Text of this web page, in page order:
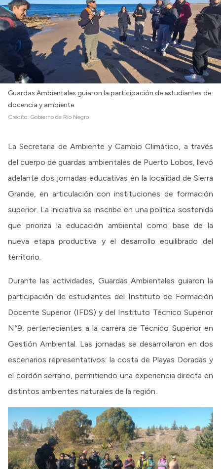
Guardas Ambientales guiaron la participación de estudiantes de
docencia y ambiente
Crédito: Gobierno de Río Negro
La Secretaria de Ambiente y Cambio Climático, a través
del cuerpo de guardas ambientales de Puerto Lobos, llevó
adelante dos jornadas educativas en la localidad de Sierra
Grande, en articulación con instituciones de formación
superior. La iniciativa se inscribe en una política sostenida
que prioriza la educación ambiental como base de la
nueva etapa productiva y el desarrollo equilibrado del
territorio.
Durante las actividades, Guardas Ambientales guiaron la
participación de estudiantes del Instituto de Formación
Docente Superior (IFDS) y del Instituto Técnico Superior
N°9, pertenecientes a la carrera de Técnico Superior en
Gestión Ambiental. Las jornadas se desarrollaron en dos
escenarios representativos: la costa de Playas Doradas y
el cordón serrano, permitiendo una experiencia directa en
distintos ambientes naturales de la región.